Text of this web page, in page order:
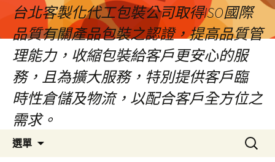
台北客製化代工包裝公司取得ISO國際
品質有關產品包裝之認證，提高品質管
理能力，收縮包裝給客戶更安心的服
務，且為擴大服務，特別提供客戶臨
時性倉儲及物流，以配合客戶全方位之
需求。
選單
搜
尋